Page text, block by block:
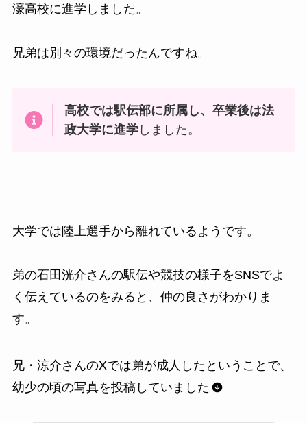
濠高校に進学しました。
兄弟は別々の環境だったんですね。
高校では駅伝部に所属し、卒業後は法
政大学に進学 しました。
大学では陸上選手から離れているようです。
弟の石田洸介さんの駅伝や競技の様子をSNSでよ
く伝えているのをみると、仲の良さがわかりま
す。
兄・涼介さんのXでは弟が成人したということで、
幼少の頃の写真を投稿していました